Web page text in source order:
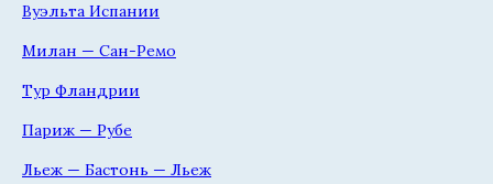
Вуэльта Испании
Милан — Сан-Ремо
Тур Фландрии
Париж — Рубе
Льеж — Бастонь — Льеж